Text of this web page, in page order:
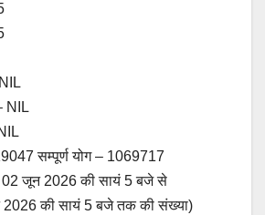
NIL
सम्पूर्ण योग – 1069717
02 जून 2026 की सायं 5 बजे से
2026 की सायं 5 बजे तक की संख्या)